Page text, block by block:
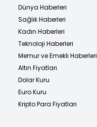
Dünya Haberleri
Sağlık Haberleri
Kadın Haberleri
Teknoloji Haberleri
Memur ve Emekli Haberleri
Altın Fiyatları
Dolar Kuru
Euro Kuru
Kripto Para Fiyatları